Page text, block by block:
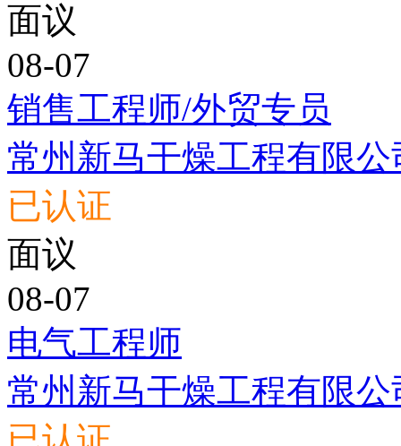
面议
08-07
销售工程师/外贸专员
常州新马干燥工程有限公
已认证
面议
08-07
电气工程师
常州新马干燥工程有限公